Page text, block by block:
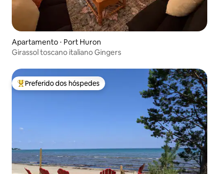
Apartamento ⋅ Port Huron
Girassol toscano italiano Gingers
Entre os melhores preferidos dos hóspedes
Preferido dos hóspedes